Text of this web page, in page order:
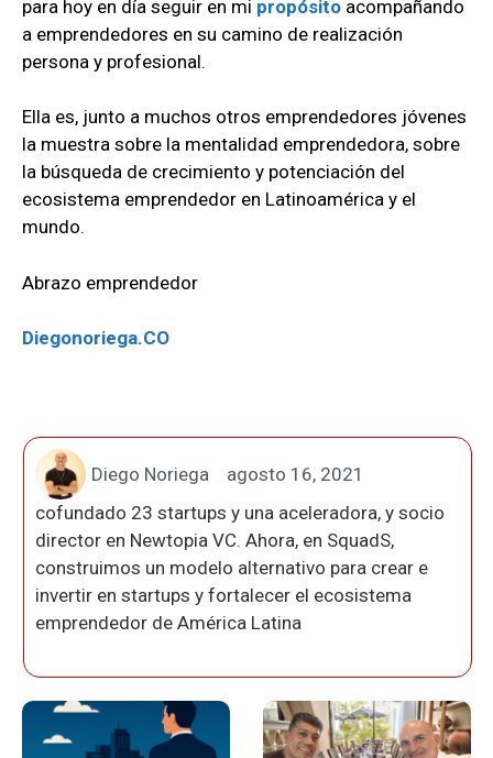
para hoy en día seguir en mi propósito acompañando
a emprendedores en su camino de realización
persona y profesional.
Ella es, junto a muchos otros emprendedores jóvenes
la muestra sobre la mentalidad emprendedora, sobre
la búsqueda de crecimiento y potenciación del
ecosistema emprendedor en Latinoamérica y el
mundo.
Abrazo emprendedor
Diegonoriega.CO
Diego Noriega
agosto 16, 2021
cofundado 23 startups y una aceleradora, y socio
director en Newtopia VC. Ahora, en SquadS,
construimos un modelo alternativo para crear e
invertir en startups y fortalecer el ecosistema
emprendedor de América Latina